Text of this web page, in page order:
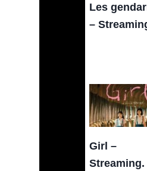
Les
–
Girl –
Streaming.